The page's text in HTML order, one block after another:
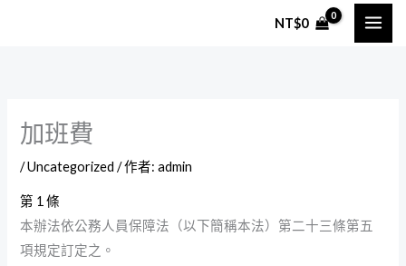
NT$0
加班費
/Uncategorized / 作者:admin
第 1 條
本辦法依公務人員保障法（以下簡稱本法）第二十三條第五
項規定訂定之。